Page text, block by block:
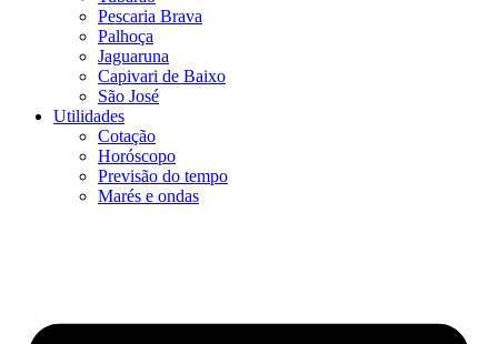
Pescaria Brava
Palhoça
Jaguaruna
Capivari de Baixo
São José
Utilidades
Cotação
Horóscopo
Previsão do tempo
Marés e ondas